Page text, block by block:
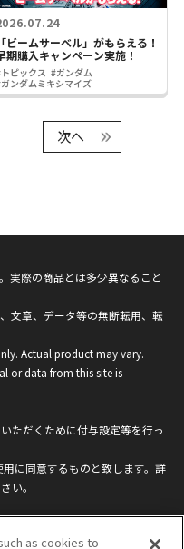
「ビームサーベル」がもらえる！
期購入キャンペーン実施！
ピックス #ガンダム
ンダムミキシマイズ
次へ
実際の商品とは多少異なること
文章、データ等の無断転用、転
Actual product may vary.
or data from this site is
ただくために付与設定等を行っ
に同意するものと致します。詳
い。
as cookies to